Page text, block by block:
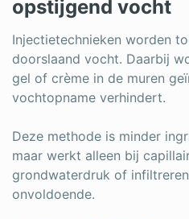
opstijgend vocht
Injectietechnieken worden
doorslaand vocht. Daarbij
gel of crème in de muren
vochtopname verhindert.
Deze methode is minder
maar werkt alleen bij
grondwaterdruk of
onvoldoende.